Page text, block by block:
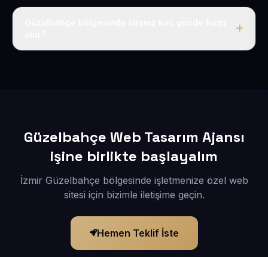
Tek fiyat uygulanır: yıllık 50 USD + KDV. Bu bedele alan
Güzelbahçe Web Tasarım Ajansı
işine birlikte başlayalım
İzmir Güzelbahçe bölgesinde işletmenize özel web
sitesi için bizimle iletişime geçin.
Hemen Teklif İste